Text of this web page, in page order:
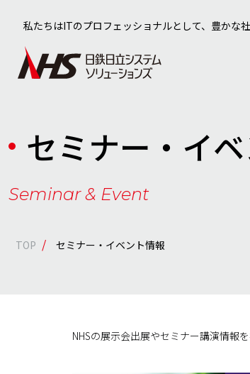
私たちはITのプロフェッショナルとして、豊かな
セミナー・イ
Seminar & Event
TOP / セミナー・イベント情報
NHSの展示会出展やセミナー講演情報